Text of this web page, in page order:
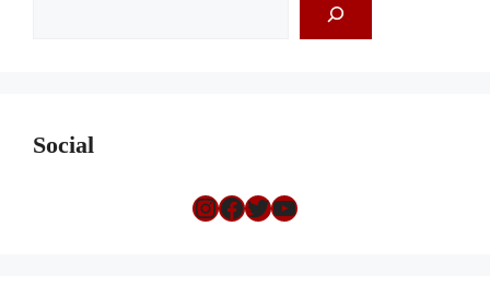
Social
Instagram
Facebook
Twitter
YouTube